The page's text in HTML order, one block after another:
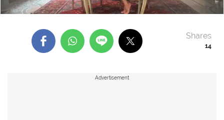
14
Shares
Advertisement